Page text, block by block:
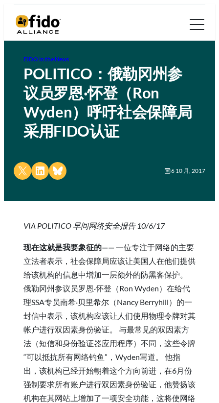
FIDO in the News
POLITICO：俄勒冈州参
议员罗恩·怀登（Ron
Wyden）呼吁社会保障局
采用FIDO认证
Share on X Share on LinkedIn
Share on Bluesky 6 10 月, 2017
VIA POLITICO 早间网络安全报告 10/6/17
现在这就是我要象征的——一位专注于网络的主要
立法者表示，社会保障局应该让美国人在他们提供
给该机构的信息中增加一层额外的防黑客保护。
俄勒冈州参议员罗恩·怀登（Ron Wyden）在给代
理SSA专员南希·贝里希尔（Nancy Berryhill）的一
封信中表示，该机构应该让人们使用物理令牌对其
帐户进行双因素身份验证。 与最常见的双因素方
法（短信和身份验证器应用程序）不同，这些令牌
“可以抵抗所有网络钓鱼”，Wyden写道。 他指
出，该机构已经开始朝着这个方向前进，在6月份
强制要求所有账户进行双因素身份验证，他赞扬该
机构在其网站上增加了一项安全功能，这将使网络